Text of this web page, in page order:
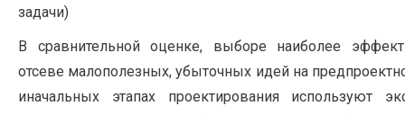
задачи)
В сравнительной оценке, выборе наиболее
отсеве малополезных, убыточных идей на
иначальных этапах проектирования используют